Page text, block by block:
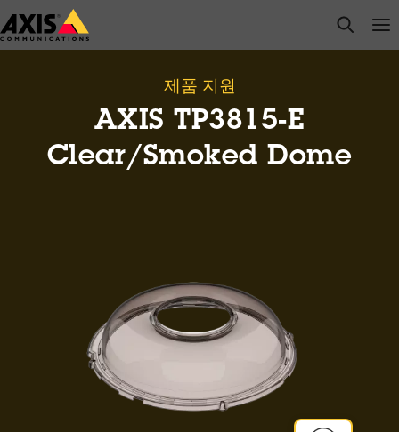
주
요
open
제품 지원
AXIS TP3815-E
Clear/Smoked Dome